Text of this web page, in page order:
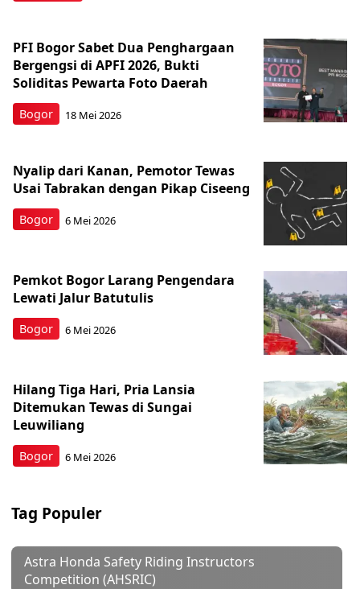
Bogor
PFI Bogor Sabet Dua Penghargaan
Bergengsi di APFI 2026, Bukti
Soliditas Pewarta Foto Daerah
18 Mei 2026
Bogor
Nyalip dari Kanan, Pemotor Tewas
Usai Tabrakan dengan Pikap Ciseeng
6 Mei 2026
Bogor
Pemkot Bogor Larang Pengendara
Lewati Jalur Batutulis
6 Mei 2026
Bogor
Hilang Tiga Hari, Pria Lansia
Ditemukan Tewas di Sungai
Leuwiliang
6 Mei 2026
Tag Populer
Astra Honda Safety Riding Instructors
Competition (AHSRIC)